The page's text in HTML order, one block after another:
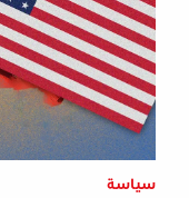
سياسة